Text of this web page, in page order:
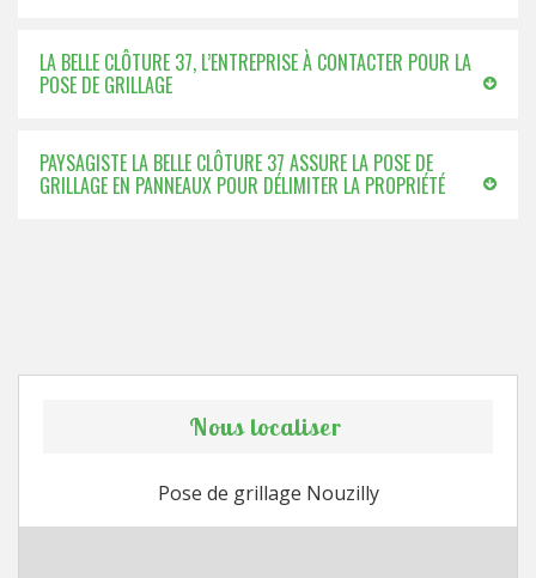
LA BELLE CLÔTURE 37, L’ENTREPRISE À CONTACTER POUR LA
POSE DE GRILLAGE
PAYSAGISTE LA BELLE CLÔTURE 37 ASSURE LA POSE DE
GRILLAGE EN PANNEAUX POUR DÉLIMITER LA PROPRIÉTÉ
Nous localiser
Pose de grillage Nouzilly